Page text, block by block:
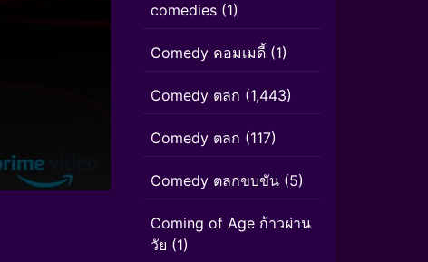
comedies (1)
Comedy คอมเมดี้ (1)
Comedy ตลก (1,443)
Comedy ตลก (117)
Comedy ตลกขบขัน (5)
Coming of Age ก้าวผ่าน
วัย (1)